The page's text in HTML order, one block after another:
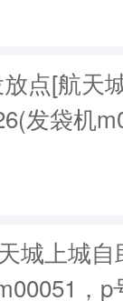
点[航天
发袋机
城上城
，p